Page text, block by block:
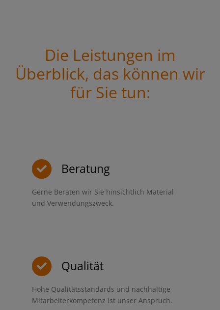
Die Leistungen im
Überblick, das können wir
für Sie tun:
Beratung
Gerne Beraten wir Sie hinsichtlich Material
und Verwendungszweck.
Qualität
Hohe Qualitätsstandards und nachhaltige
Mitarbeiterkompetenz ist unser Anspruch.